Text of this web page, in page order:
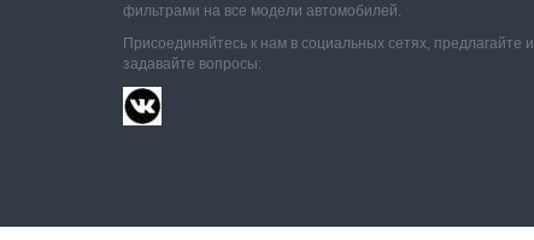
фильтрами на все модели автомобилей.
Присоединяйтесь к нам в социальных сетях, предлагайте и
задавайте вопросы: